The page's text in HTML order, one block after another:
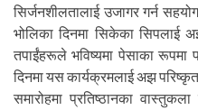
सिर्जनशीलतालाई उजागर गर्न
भोलिका दिनमा सिकेका सिपलाई
तपाईंहरूले भविष्यमा पेसाका
दिनमा यस कार्यक्रमलाई अझ
समारोहमा प्रतिष्ठानका